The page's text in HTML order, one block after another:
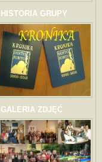
HISTORIA GRUPY
GALERIA ZDJĘĆ